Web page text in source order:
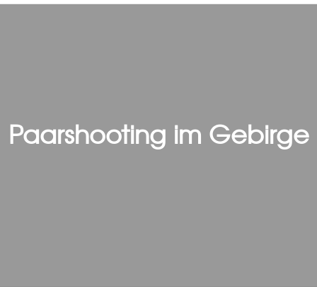
Paarshooting im Gebirge